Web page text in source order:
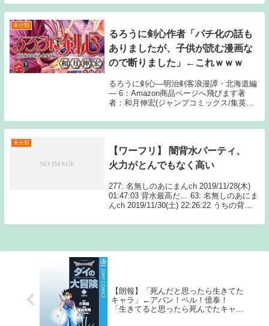
未分類
るろうに剣心作者「パチ化の話も
ありましたが、子供が読む漫画な
ので断りました」←これｗｗｗ
るろうに剣心―明治剣客浪漫譚・北海道編
― 6：Amazon商品ページへ飛びます著
者：和月伸宏(ジャンプコミックス/集英
(木) 子供が好きなんやね 73: 12月30日(木)
>>2 ...
未分類
【ワーフリ】 闇背水パーティ、
火力がとんでもなく高い
277: 名無しのあにまんch 2019/11/28(木)
01:47:03 背水最高だ… 63: 名無しのあにま
んch 2019/11/30(土) 22:26:22 うちの背水
そ Source: あ...
【朗報】「死んだと思ったら生きてた
キャラ」←アバン！ペル！億泰！
「生きてると思ったら死んでたキャ